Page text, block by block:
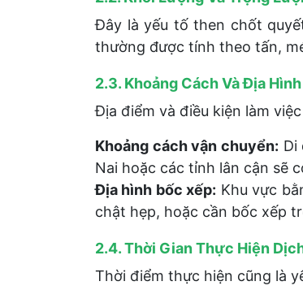
Đây là yếu tố then chốt
thường được tính theo tấn,
2.3. Khoảng Cách Và Địa
Địa điểm và điều kiện làm
Khoảng cách vận chuyển: Di
Nai hoặc các tỉnh lân cận sẽ
Địa hình bốc xếp: Khu vực
chật hẹp, hoặc cần bốc xếp
2.4. Thời Gian Thực Hiện
Thời điểm thực hiện cũng là